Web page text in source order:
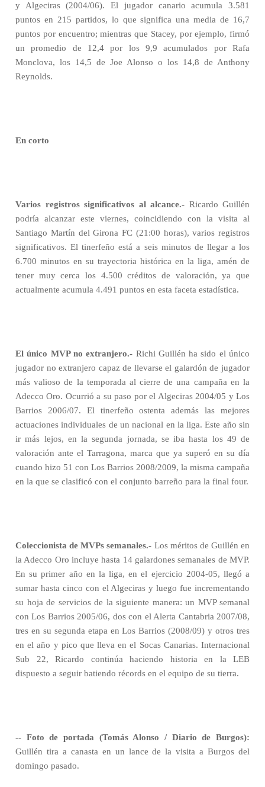
y Algeciras (2004/06). El jugador canario acumula 3.581
puntos en 215 partidos, lo que significa una media de 16,7
puntos por encuentro; mientras que Stacey, por ejemplo, firmó
un promedio de 12,4 por los 9,9 acumulados por Rafa
Monclova, los 14,5 de Joe Alonso o los 14,8 de Anthony
Reynolds.
En corto
Varios registros significativos al alcance.- Ricardo Guillén
podría alcanzar este viernes, coincidiendo con la visita al
Santiago Martín del Girona FC (21:00 horas), varios registros
significativos. El tinerfeño está a seis minutos de llegar a los
6.700 minutos en su trayectoria histórica en la liga, amén de
tener muy cerca los 4.500 créditos de valoración, ya que
actualmente acumula 4.491 puntos en esta faceta estadística.
El único MVP no extranjero.- Richi Guillén ha sido el único
jugador no extranjero capaz de llevarse el galardón de jugador
más valioso de la temporada al cierre de una campaña en la
Adecco Oro. Ocurrió a su paso por el Algeciras 2004/05 y Los
Barrios 2006/07. El tinerfeño ostenta además las mejores
actuaciones individuales de un nacional en la liga. Este año sin
ir más lejos, en la segunda jornada, se iba hasta los 49 de
valoración ante el Tarragona, marca que ya superó en su día
cuando hizo 51 con Los Barrios 2008/2009, la misma campaña
en la que se clasificó con el conjunto barreño para la final four.
Coleccionista de MVPs semanales.- Los méritos de Guillén en
la Adecco Oro incluye hasta 14 galardones semanales de MVP.
En su primer año en la liga, en el ejercicio 2004-05, llegó a
sumar hasta cinco con el Algeciras y luego fue incrementando
su hoja de servicios de la siguiente manera: un MVP semanal
con Los Barrios 2005/06, dos con el Alerta Cantabria 2007/08,
tres en su segunda etapa en Los Barrios (2008/09) y otros tres
en el año y pico que lleva en el Socas Canarias. Internacional
Sub 22, Ricardo continúa haciendo historia en la LEB
dispuesto a seguir batiendo récords en el equipo de su tierra.
-- Foto de portada (Tomás Alonso / Diario de Burgos):
Guillén tira a canasta en un lance de la visita a Burgos del
domingo pasado.